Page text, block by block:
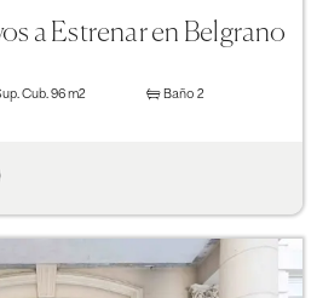
a Estrenar en Belgrano
Cub. 96 m2 Baño 2